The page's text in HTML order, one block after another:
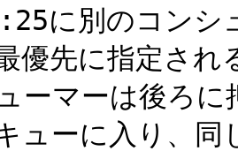
に別のコンシ
優先に指定され
ーマーは後ろ
ューに入り、